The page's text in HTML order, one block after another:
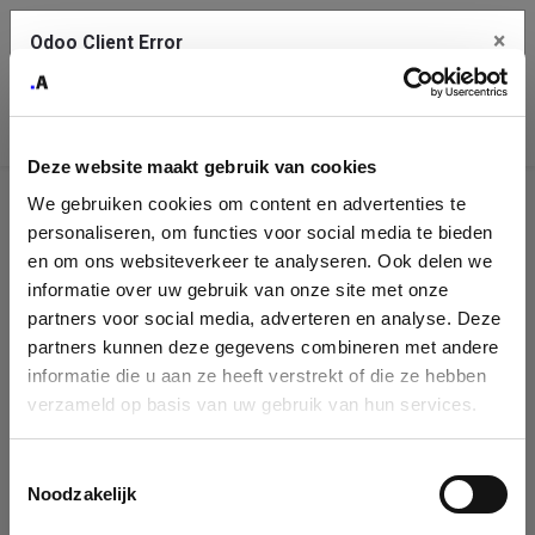
Deze website maakt gebruik van cookies
We gebruiken cookies om content en advertenties te
personaliseren, om functies voor social media te bieden
en om ons websiteverkeer te analyseren. Ook delen we
informatie over uw gebruik van onze site met onze
partners voor social media, adverteren en analyse. Deze
partners kunnen deze gegevens combineren met andere
informatie die u aan ze heeft verstrekt of die ze hebben
verzameld op basis van uw gebruik van hun services.
Noodzakelijk
Company
Identification
Please fill in your company details
You can search a company in our database by name, VAT or
enterprise ID. When a company is selected it will auto-complete the
form. If you don't find your company in our database, you can create
Odoo Client Error ×
service.
See details
Ok